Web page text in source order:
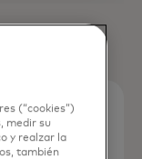
(“cookies”)
medir su
y realzar la
también